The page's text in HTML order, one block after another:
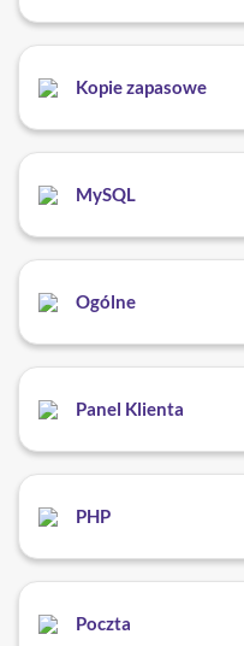
Kopie zapasowe
MySQL
Ogólne
Panel Klienta
PHP
Poczta